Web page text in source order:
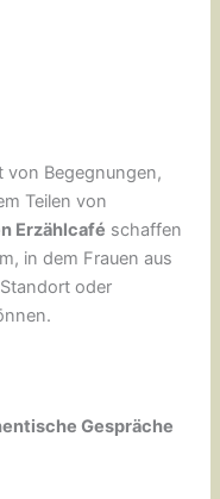
von Begegnungen,
Teilen von
Erzählcafé schaffen
in dem Frauen aus
oder
Gespräche